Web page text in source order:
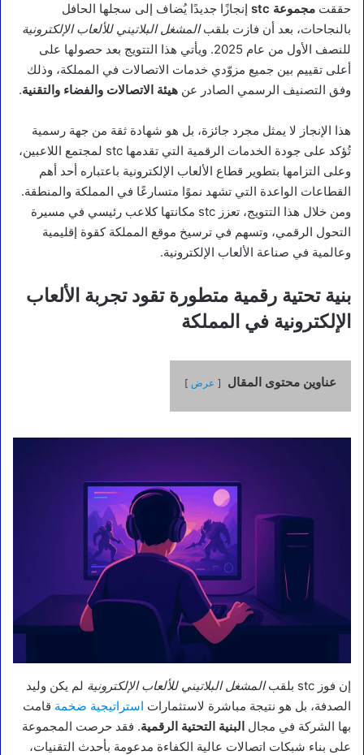
حققت مجموعة stc
إنجازًا جديدًا يُضاف إلى سجلها الحافل
بالنجاحات، بعد أن فازت بلقبالمشغل البلاتيني للألعاب الإلكترونية
للنصف الأول من عام 2025. ويأتي هذا التتويج بعد حصولها على
أعلى تقييم بين جميع مزوّدي خدمات الاتصالات في المملكة، وذلك
وفق التصنيف الرسمي الصادر عن هيئة الاتصالات والفضاء والتقنية.
هذا الإنجاز لا يمثل مجرد جائزة، بل هو شهادة ثقة من جهة رسمية
تُؤكد على جودة الخدمات الرقمية التي تقدمها stc لمجتمع اللاعبين،
وعلى التزامها بتطوير قطاع الألعاب الإلكترونية باعتباره أحد أهم
القطاعات الواعدة التي تشهد نموًا متسارعًا في المملكة والمنطقة.
ومن خلال هذا التتويج، تعزز stc مكانتها كلاعب رئيسي في مسيرة
التحول الرقمي، وتسهم في ترسيخ موقع المملكة كقوة إقليمية
وعالمية في صناعة الألعاب الإلكترونية.
بنية تحتية رقمية متطورة تقود تجربة الألعاب
الإلكترونية في المملكة
عناوين محتوى المقال عرض
إن فوز stc بلقب المشغل البلاتيني للألعاب الإلكترونية لم يكن وليد
الصدفة، بل هو نتيجة مباشرة لاستثمارات استراتيجية ضخمة قامت
بها الشركة في مجال البنية التحتية الرقمية. فقد حرصت المجموعة
على بناء شبكات اتصالات عالية الكفاءة مدعومة بأحدث التقنيات،